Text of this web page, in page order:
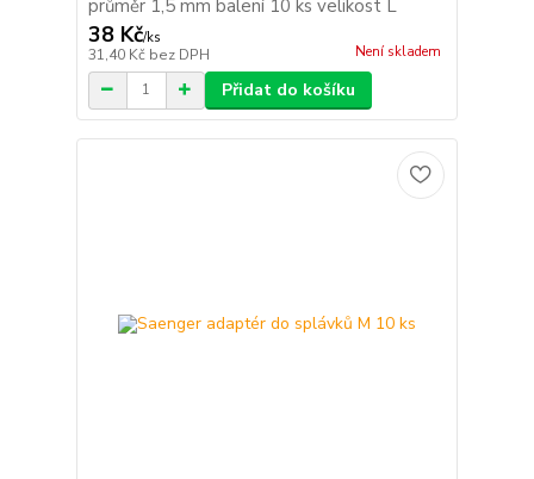
průměr 1,5 mm balení 10 ks velikost L
38 Kč/ks
31,40 Kč bez DPH Není skladem
Přidat do košíku